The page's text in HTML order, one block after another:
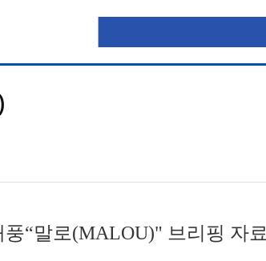
풍“말로(MALOU)" 브리핑 자료